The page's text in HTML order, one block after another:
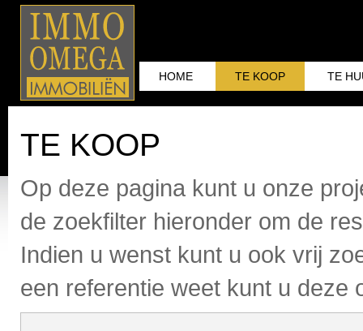
HOME TE KOOP TE
TE KOOP
Op deze pagina kunt u onze
de zoekfilter hieronder om de
Indien u wenst kunt u ook vrij
een referentie weet kunt u deze